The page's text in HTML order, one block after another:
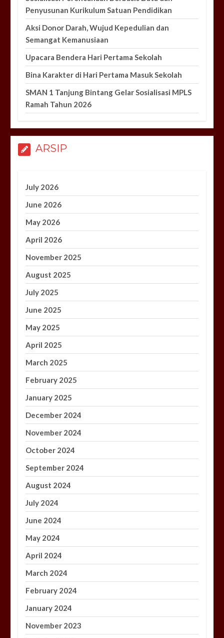
Penyusunan Kurikulum Satuan Pendidikan
Aksi Donor Darah, Wujud Kepedulian dan
Semangat Kemanusiaan
Upacara Bendera Hari Pertama Sekolah
Bina Karakter di Hari Pertama Masuk Sekolah
SMAN 1 Tanjung Bintang Gelar Sosialisasi MPLS
Ramah Tahun 2026
ARSIP
July 2026
June 2026
May 2026
April 2026
November 2025
August 2025
July 2025
June 2025
May 2025
April 2025
March 2025
February 2025
January 2025
December 2024
November 2024
October 2024
September 2024
August 2024
July 2024
June 2024
May 2024
April 2024
March 2024
February 2024
January 2024
November 2023